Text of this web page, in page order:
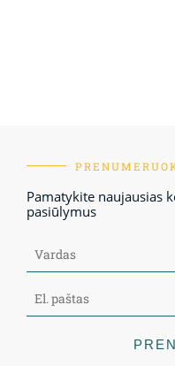
Pamatykite naujausias
pasiūlymus